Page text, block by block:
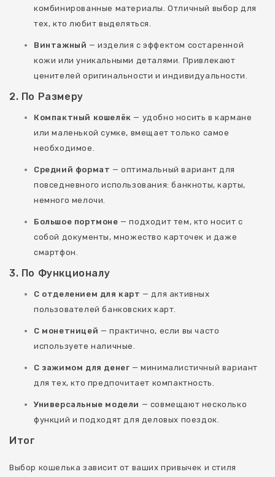
комбинированные материалы. Отличный выбор для
тех, кто любит выделяться.
Винтажный — изделия с эффектом состаренной
кожи или уникальными деталями. Привлекают
ценителей оригинальности и индивидуальности.
2. По Размеру
Компактный кошелёк — удобно носить в кармане
или маленькой сумке, вмещает только самое
необходимое.
Средний формат — оптимальный вариант для
повседневного использования: банкноты, карты,
немного мелочи.
Большое портмоне — подходит тем, кто носит с
собой документы, множество карточек и даже
смартфон.
3. По Функционалу
С отделением для карт — для активных
пользователей банковских карт.
С монетницей — практично, если вы часто
используете наличные.
С зажимом для денег — минималистичный вариант
для тех, кто предпочитает компактность.
Универсальные модели — совмещают несколько
функций и подходят для деловых поездок.
Итог
Выбор кошелька зависит от ваших привычек и стиля